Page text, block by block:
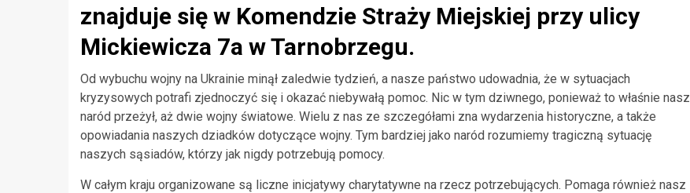
znajduje się w Komendzie Straży Miejskiej przy ulicy
Mickiewicza 7a w Tarnobrzegu.
Od wybuchu wojny na Ukrainie minął zaledwie tydzień, a nasze państwo udowadnia, że w sytuacjach
kryzysowych potrafi zjednoczyć się i okazać niebywałą pomoc. Nic w tym dziwnego, ponieważ to właśnie nasz
naród przeżył, aż dwie wojny światowe. Wielu z nas ze szczegółami zna wydarzenia historyczne, a także
opowiadania naszych dziadków dotyczące wojny. Tym bardziej jako naród rozumiemy tragiczną sytuację
naszych sąsiadów, którzy jak nigdy potrzebują pomocy.
W całym kraju organizowane są liczne inicjatywy charytatywne na rzecz potrzebujących. Pomaga również nasz